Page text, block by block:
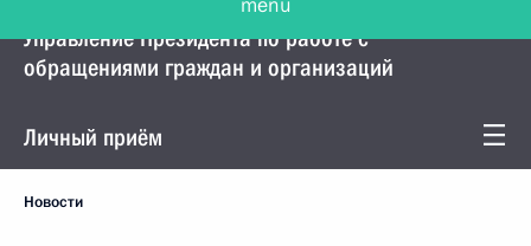
Управление Президента по работе с
обращениями граждан и организаций
Личный приём
Новости